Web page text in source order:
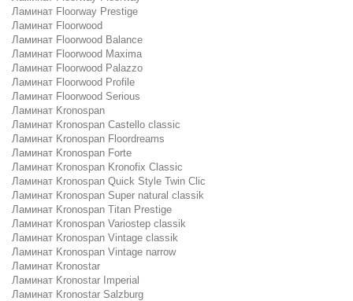
Ламинат Floorway Prestige
Ламинат Floorwood
Ламинат Floorwood Balance
Ламинат Floorwood Maxima
Ламинат Floorwood Palazzo
Ламинат Floorwood Profile
Ламинат Floorwood Serious
Ламинат Kronospan
Ламинат Kronospan Castello classic
Ламинат Kronospan Floordreams
Ламинат Kronospan Forte
Ламинат Kronospan Kronofix Classic
Ламинат Kronospan Quick Style Twin Clic
Ламинат Kronospan Super natural classik
Ламинат Kronospan Titan Prestige
Ламинат Kronospan Variostep classik
Ламинат Kronospan Vintage classik
Ламинат Kronospan Vintage narrow
Ламинат Kronostar
Ламинат Kronostar Imperial
Ламинат Kronostar Salzburg